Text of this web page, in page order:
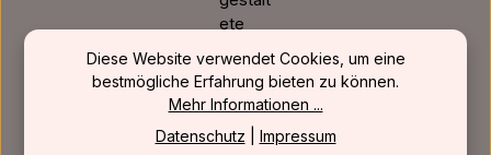
ete
Gesch
enkide
en mit
n,
Diese Website verwendet Cookies, um eine
bestmögliche Erfahrung bieten zu können.
Mehr Informationen ...
Datenschutz
Impressum